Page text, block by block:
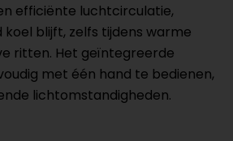
efficiënte luchtcirculatie,
blijft, zelfs tijdens warme
ritten. Het geïntegreerde
met één hand te bedienen,
lichtomstandigheden.